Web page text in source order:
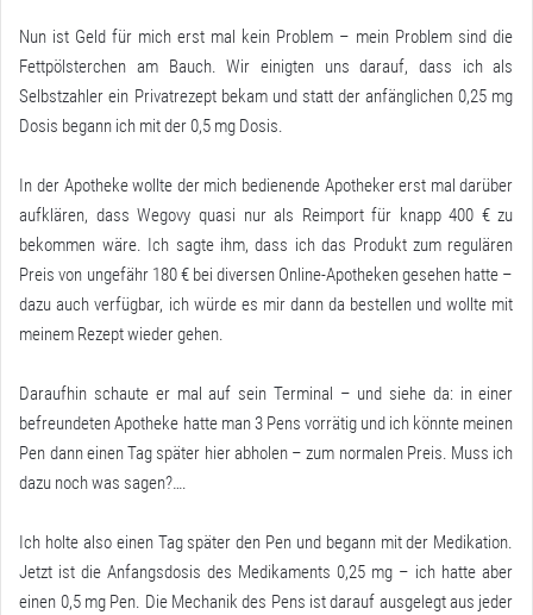
Nun ist Geld für mich erst mal kein Problem – mein Problem sind die
Fettpölsterchen am Bauch. Wir einigten uns darauf, dass ich als
Selbstzahler ein Privatrezept bekam und statt der anfänglichen 0,25 mg
Dosis begann ich mit der 0,5 mg Dosis.
In der Apotheke wollte der mich bedienende Apotheker erst mal darüber
aufklären, dass Wegovy quasi nur als Reimport für knapp 400 € zu
bekommen wäre. Ich sagte ihm, dass ich das Produkt zum regulären
Preis von ungefähr 180 € bei diversen Online-Apotheken gesehen hatte –
dazu auch verfügbar, ich würde es mir dann da bestellen und wollte mit
meinem Rezept wieder gehen.
Daraufhin schaute er mal auf sein Terminal – und siehe da: in einer
befreundeten Apotheke hatte man 3 Pens vorrätig und ich könnte meinen
Pen dann einen Tag später hier abholen – zum normalen Preis. Muss ich
dazu noch was sagen?….
Ich holte also einen Tag später den Pen und begann mit der Medikation.
Jetzt ist die Anfangsdosis des Medikaments 0,25 mg – ich hatte aber
einen 0,5 mg Pen. Die Mechanik des Pens ist darauf ausgelegt aus jeder